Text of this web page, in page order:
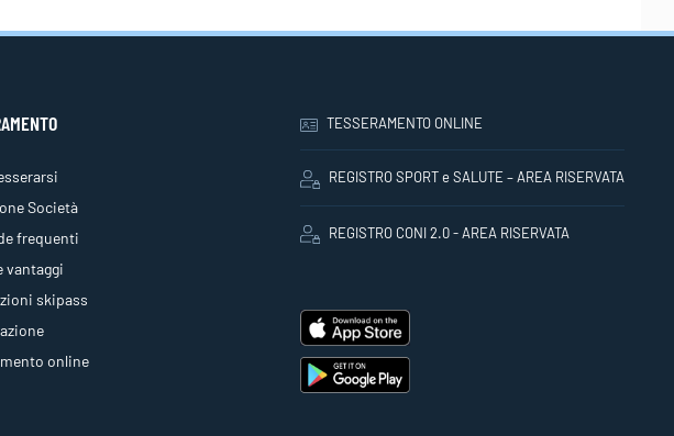
Società
frequenti
vantaggi
skipass
online
TESSERAMENTO ONLINE
REGISTRO SPORT e SALUTE – AREA RISERVATA
REGISTRO CONI 2.0 - AREA RISERVATA